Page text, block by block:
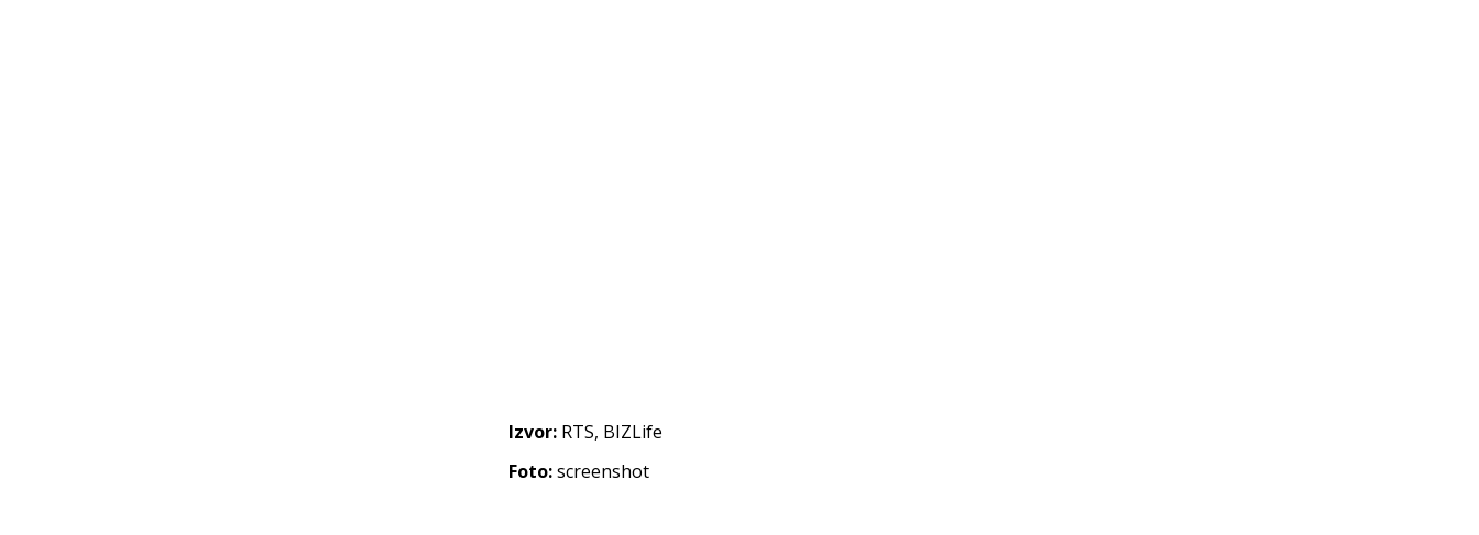
Izvor: RTS, BIZLife
Foto:screenshot